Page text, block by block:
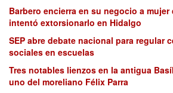
Barbero encierra en su negocio a
intentó extorsionarlo en Hidalgo
SEP abre debate nacional para regular
sociales en escuelas
Tres notables lienzos en la antigua
uno del moreliano Félix Parra